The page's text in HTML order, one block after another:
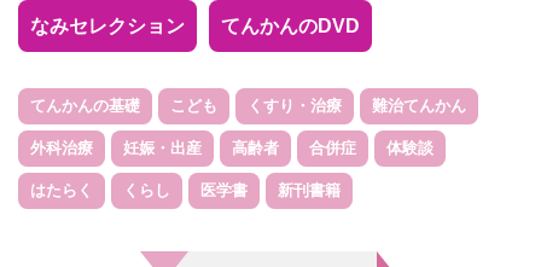
相談事業
全国大会
サポーター
ムービー
時間や労力の提供
団体・企業への協賛による支援
書籍注文リスト
検索:
なみセレクション てんかんのDVD
てんかんの基礎 こども くすり・治療 難治てんかん
外科治療 妊娠・出産 高齢者 合併症 体験談
はたらく くらし 医学書 新刊書籍